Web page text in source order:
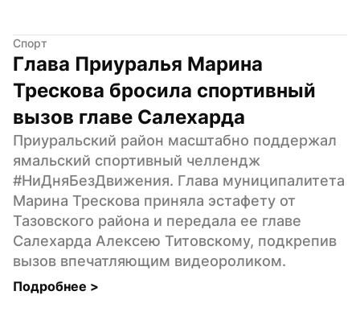
Спорт
Глава Приуралья Марина
Трескова бросила спортивный
вызов главе Салехарда
Приуральский район масштабно поддержал
ямальский спортивный челлендж
#НиДняБезДвижения. Глава муниципалитета
Марина Трескова приняла эстафету от
Тазовского района и передала ее главе
Салехарда Алексею Титовскому, подкрепив
вызов впечатляющим видеороликом.
Подробнее >